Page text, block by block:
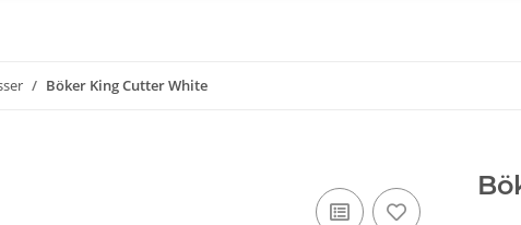
Böker King Cutter White